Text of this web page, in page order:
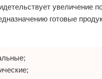
увеличение
готовые